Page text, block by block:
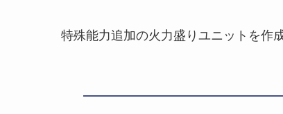
特殊能力追加の火力盛りユニットを作